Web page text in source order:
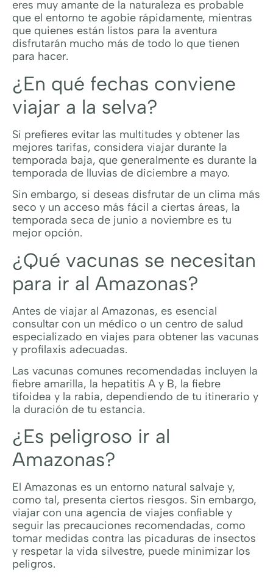
eres muy amante de la naturaleza es probable
que el entorno te agobie rápidamente, mientras
que quienes están listos para la aventura
disfrutarán mucho más de todo lo que tienen
para hacer.
¿En qué fechas conviene
viajar a la selva?
Si prefieres evitar las multitudes y obtener las
mejores tarifas, considera viajar durante la
temporada baja, que generalmente es durante la
temporada de lluvias de diciembre a mayo.
Sin embargo, si deseas disfrutar de un clima más
seco y un acceso más fácil a ciertas áreas, la
temporada seca de junio a noviembre es tu
mejor opción.
¿Qué vacunas se necesitan
para ir al Amazonas?
Antes de viajar al Amazonas, es esencial
consultar con un médico o un centro de salud
especializado en viajes para obtener las vacunas
y profilaxis adecuadas.
Las vacunas comunes recomendadas incluyen la
fiebre amarilla, la hepatitis A y B, la fiebre
tifoidea y la rabia, dependiendo de tu itinerario y
la duración de tu estancia.
¿Es peligroso ir al
Amazonas?
El Amazonas es un entorno natural salvaje y,
como tal, presenta ciertos riesgos. Sin embargo,
viajar con una agencia de viajes confiable y
seguir las precauciones recomendadas, como
tomar medidas contra las picaduras de insectos
y respetar la vida silvestre, puede minimizar los
peligros.